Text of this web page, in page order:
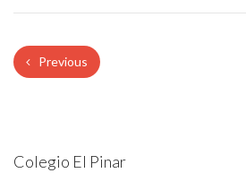
Previous
Colegio El Pinar